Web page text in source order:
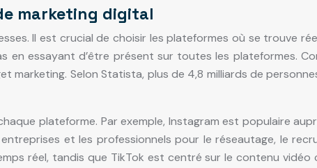
marketing digital
Il est crucial de choisir les plateformes où se trouve
essayant d’être présent sur toutes les plateformes.
Selon Statista, plus de 4,8 milliards de
plateforme. Par exemple, Instagram est populaire
et les professionnels pour le réseautage, le
réel, tandis que TikTok est centré sur le contenu